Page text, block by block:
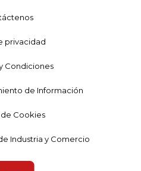
privacidad
Condiciones
de Información
Cookies
Industria y Comercio